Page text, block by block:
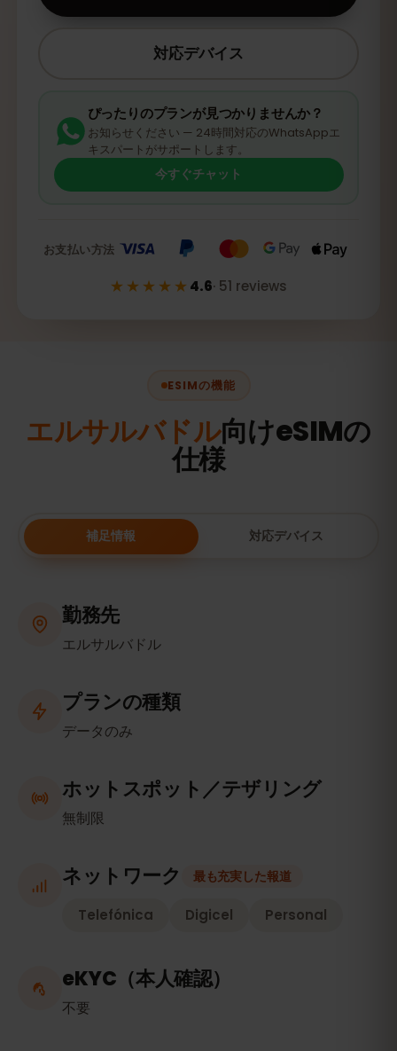
対応デバイス
ぴったりのプランが見つかりませんか？
お知らせください — 24時間対応のWhatsAppエ
キスパートがサポートします。
今すぐチャット
お支払い方法
★★★★★ 4.6· 51 reviews
ESIMの機能
エルサルバドル向けeSIMの
仕様
補足情報 対応デバイス
勤務先
エルサルバドル
プランの種類
データのみ
ホットスポット／テザリング
無制限
ネットワーク 最も充実した報道
Telefónica Digicel Personal
eKYC（本人確認）
不要